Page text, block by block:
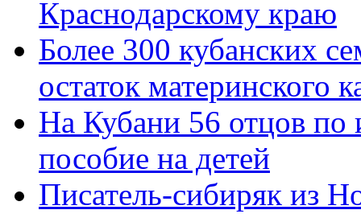
Краснодарскому краю
Более 300 кубанских
остаток материнского
На Кубани 56 отцов по
пособие на детей
Писатель-сибиряк из